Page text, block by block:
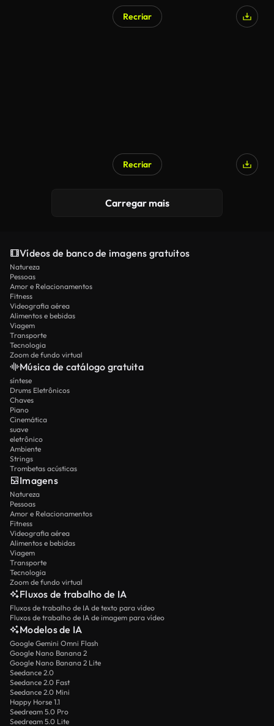
Recriar
Recriar
Carregar mais
Vídeos de banco de imagens gratuitos
Natureza
Pessoas
Amor e Relacionamentos
Fitness
Videografia aérea
Alimentos e bebidas
Viagem
Transporte
Tecnologia
Zoom de fundo virtual
Música de catálogo gratuita
síntese
Drums Eletrônicos
Chaves
Piano
Cinemática
suave
eletrônico
Ambiente
Strings
Trombetas acústicas
Imagens
Natureza
Pessoas
Amor e Relacionamentos
Fitness
Videografia aérea
Alimentos e bebidas
Viagem
Transporte
Tecnologia
Zoom de fundo virtual
Fluxos de trabalho de IA
Fluxos de trabalho de IA de texto para vídeo
Fluxos de trabalho de IA de imagem para vídeo
Modelos de IA
Google Gemini Omni Flash
Google Nano Banana 2
Google Nano Banana 2 Lite
Seedance 2.0
Seedance 2.0 Fast
Seedance 2.0 Mini
Happy Horse 1.1
Seedream 5.0 Pro
Seedream 5.0 Lite